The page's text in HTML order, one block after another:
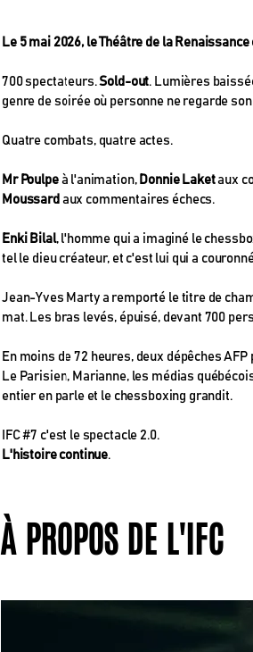
Le 5 mai 2026, le Théâtre de la
700 spectateurs.Sold-out. Lumières
genre de soirée où personne ne regarde
Quatre combats, quatre actes.
Mr Poulpeà l'animation, Donnie Laketaux
Moussard aux commentaires échecs.
Enki Bilal, l'homme qui a imaginé le
tel le dieu créateur, et c'est lui qui a
Jean-Yves Marty a remporté le titre de
mat. Les bras levés, épuisé, devant 700
En moins de 72 heures, deux dépêches
Le Parisien, Marianne, les médias
entier en parle et le chessboxing grandit.
IFC #7 c'est le spectacle 2.0.
L'histoire continue.
À PROPOS DE L'IFC